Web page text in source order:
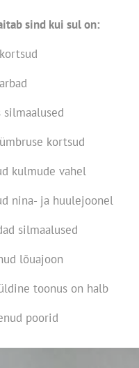
sind kui sul on:
silmaalused
kortsud
kulmude vahel
nina- ja huulejoonel
silmaalused
lõuajoon
toonus on halb
poorid